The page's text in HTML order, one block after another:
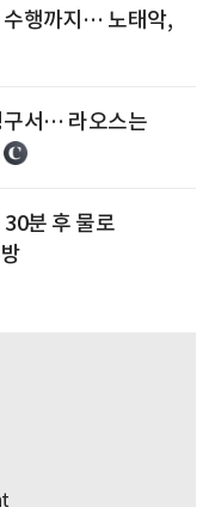
수행까지… 노태악,
구서… 라오스는
분 후 물로